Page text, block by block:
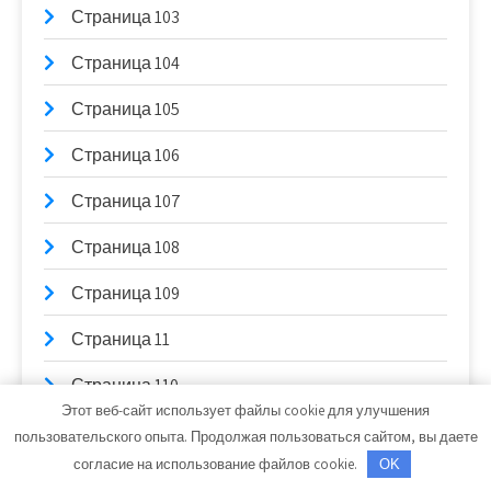
Страница 103
Страница 104
Страница 105
Страница 106
Страница 107
Страница 108
Страница 109
Страница 11
Страница 110
Страница 111
Этот веб-сайт использует файлы cookie для улучшения
пользовательского опыта. Продолжая пользоваться сайтом, вы даете
согласие на использование файлов cookie.
OK